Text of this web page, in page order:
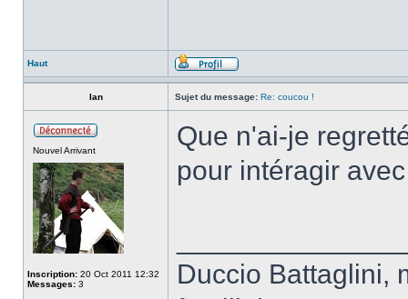
Haut
Ian Sujet du message: Re: coucou !
Nouvel Arrivant
Inscription: 20 Oct 2011 12:32
Messages: 3
Que n'ai-je
pour intéragir
Duccio Battaglini,